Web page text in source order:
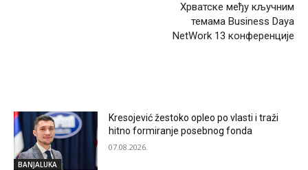
Хрватске међу кључним
темама Business Dayа
NetWork 13 конференције
BANJALUKA
Kresojević žestoko opleo po vlasti i traži
hitno formiranje posebnog fonda
07.08.2026.